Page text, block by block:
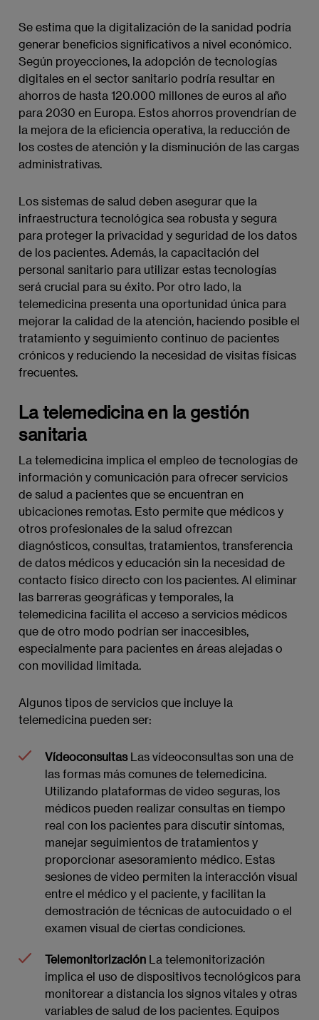
Se estima que la digitalización de la sanidad podría
generar beneficios significativos a nivel económico.
Según proyecciones, la adopción de tecnologías
digitales en el sector sanitario podría resultar en
ahorros de hasta 120.000 millones de euros al año
para 2030 en Europa. Estos ahorros provendrían de
la mejora de la eficiencia operativa, la reducción de
los costes de atención y la disminución de las cargas
administrativas.
Los sistemas de salud deben asegurar que la
infraestructura tecnológica sea robusta y segura
para proteger la privacidad y seguridad de los datos
de los pacientes. Además, la capacitación del
personal sanitario para utilizar estas tecnologías
será crucial para su éxito. Por otro lado, la
telemedicina presenta una oportunidad única para
mejorar la calidad de la atención, haciendo posible el
tratamiento y seguimiento continuo de pacientes
crónicos y reduciendo la necesidad de visitas físicas
frecuentes.
La telemedicina en la gestión
sanitaria
La telemedicina implica el empleo de tecnologías de
información y comunicación para ofrecer servicios
de salud a pacientes que se encuentran en
ubicaciones remotas. Esto permite que médicos y
otros profesionales de la salud ofrezcan
diagnósticos, consultas, tratamientos, transferencia
de datos médicos y educación sin la necesidad de
contacto físico directo con los pacientes. Al eliminar
las barreras geográficas y temporales, la
telemedicina facilita el acceso a servicios médicos
que de otro modo podrían ser inaccesibles,
especialmente para pacientes en áreas alejadas o
con movilidad limitada.
Algunos tipos de servicios que incluye la
telemedicina pueden ser:
Vídeoconsultas Las vídeoconsultas son una de
las formas más comunes de telemedicina.
Utilizando plataformas de video seguras, los
médicos pueden realizar consultas en tiempo
real con los pacientes para discutir síntomas,
manejar seguimientos de tratamientos y
proporcionar asesoramiento médico. Estas
sesiones de video permiten la interacción visual
entre el médico y el paciente, y facilitan la
demostración de técnicas de autocuidado o el
examen visual de ciertas condiciones.
Telemonitorización La telemonitorización
implica el uso de dispositivos tecnológicos para
monitorear a distancia los signos vitales y otras
variables de salud de los pacientes. Equipos